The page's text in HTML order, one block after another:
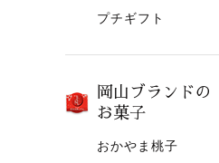
プチギフト
岡山ブランドの
お菓子
おかやま桃子